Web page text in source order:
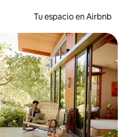
Tu espacio en Airbnb